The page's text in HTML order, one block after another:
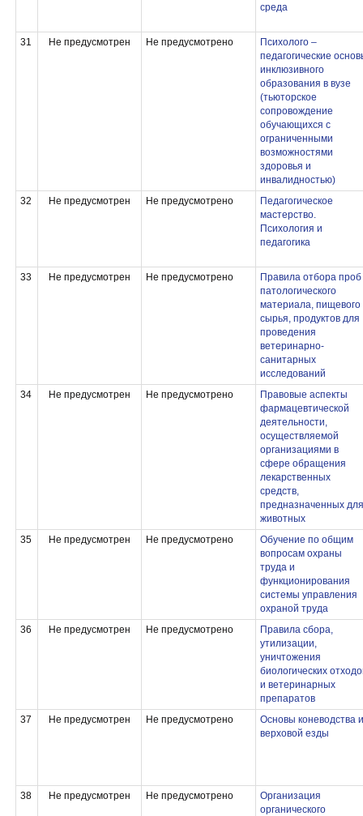
среда
31 Не предусмотрен Не предусмотрено
Психолого –
педагогические
инклюзивного
образования в вузе
(тьюторское
сопровождение
обучающихся с
ограниченными
возможностями
здоровья и
инвалидностью)
32
Не предусмотрен Не предусмотрено
Педагогическое
мастерство.
Психология и
педагогика
33 Не предусмотрен Не предусмотрено
Правила отбора проб
патологического
материала, пищевого
сырья, продуктов для
проведения
ветеринарно-
санитарных
исследований
34
Не предусмотрен Не предусмотрено
Правовые аспекты
фармацевтической
деятельности,
осуществляемой
организациями в
сфере обращения
лекарственных
средств,
предназначенных для
животных
35
Не предусмотрен Не предусмотрено
Обучение по общим
вопросам охраны
труда и
функционирования
системы управления
охраной труда
36
Не предусмотрен Не предусмотрено
Правила сбора,
утилизации,
уничтожения
биологических
и ветеринарных
препаратов
37
Не предусмотрен Не предусмотрено
Основы коневодства и
верховой езды
38 Не предусмотрен Не предусмотрено
Организация
органического